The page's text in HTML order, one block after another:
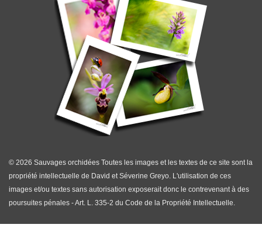
© 2026 Sauvages orchidées Toutes les images et les textes de ce site sont la
propriété intellectuelle de David et Séverine Greyo. L'utilisation de ces
images et/ou textes sans autorisation exposerait donc le contrevenant à des
poursuites pénales - Art. L. 335-2 du Code de la Propriété Intellectuelle.